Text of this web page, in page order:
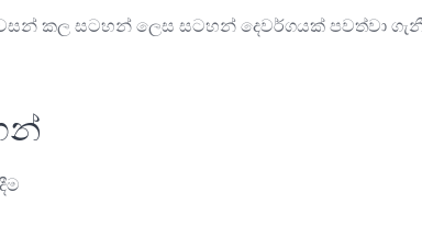
කල සටහන් ලෙස සටහන් දෙවර්ගයක් පවත්වා